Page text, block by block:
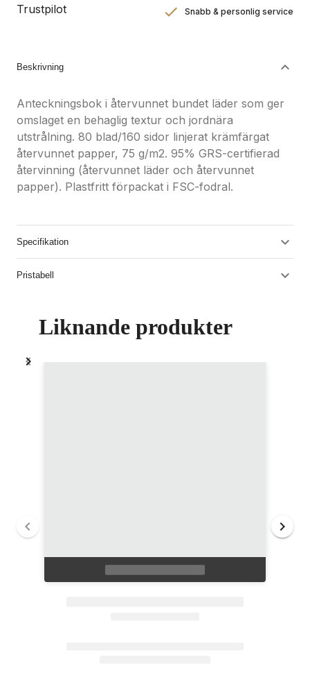
Trustpilot Snabb & personlig service
Beskrivning
Anteckningsbok i återvunnet bundet läder som ger
omslaget en behaglig textur och jordnära
utstrålning. 80 blad/160 sidor linjerat krämfärgat
återvunnet papper, 75 g/m2. 95% GRS-certifierad
återvinning (återvunnet läder och återvunnet
papper). Plastfritt förpackat i FSC-fodral.
Specifikation
Pristabell
Liknande produkter